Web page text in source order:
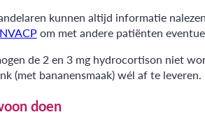
kunnen altijd informatie
om met andere patiënten
de 2 en 3 mg hydrocortison niet
(met bananensmaak) wél af te leveren.
doen